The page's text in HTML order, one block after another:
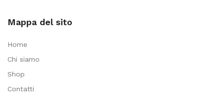
Mappa del sito
Home
Chi siamo
Shop
Contatti